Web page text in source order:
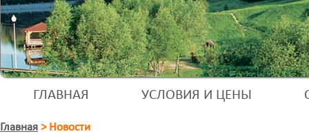
ГЛАВНАЯ УСЛОВИЯ И ЦЕНЫ
Главная > Новости